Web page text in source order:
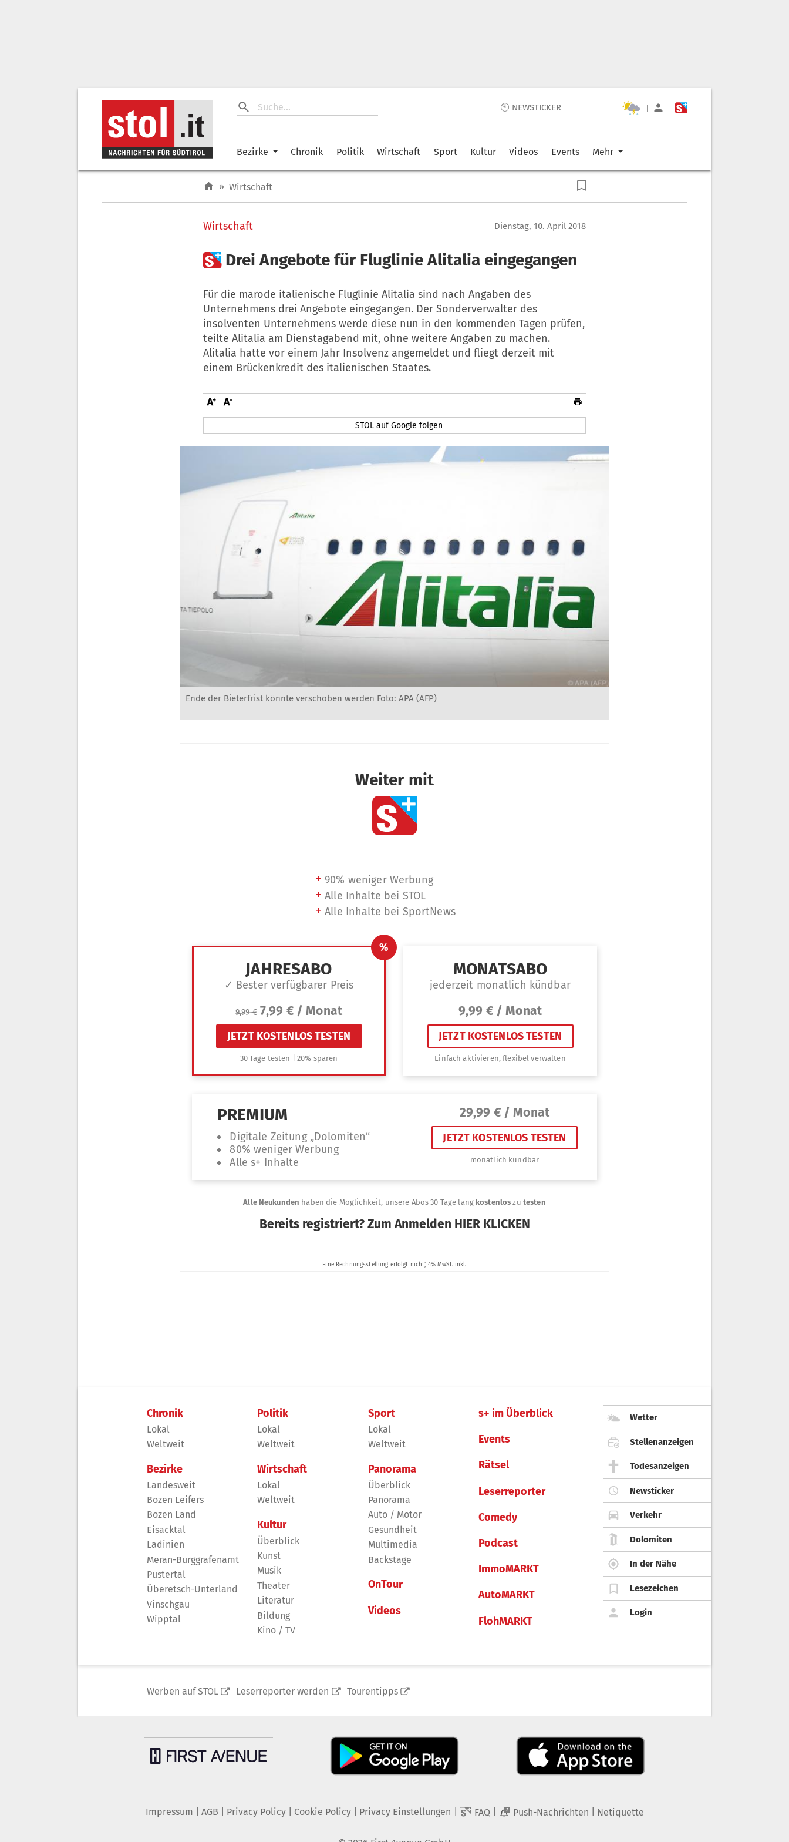
🕙 NEWSTICKER | |
Bezirke Chronik Politik Wirtschaft Sport Kultur Videos Events Mehr
» Wirtschaft
Wirtschaft Dienstag, 10. April 2018
 Drei Angebote für Fluglinie Alitalia eingegangen
Für die marode italienische Fluglinie Alitalia sind nach Angaben des
Unternehmens drei Angebote eingegangen. Der Sonderverwalter des
insolventen Unternehmens werde diese nun in den kommenden Tagen prüfen,
teilte Alitalia am Dienstagabend mit, ohne weitere Angaben zu machen.
Alitalia hatte vor einem Jahr Insolvenz angemeldet und fliegt derzeit mit
einem Brückenkredit des italienischen Staates.
STOL auf Google folgen
Ende der Bieterfrist könnte verschoben werden Foto: APA (AFP)
Chronik
Lokal
Weltweit
Bezirke
Landesweit
Bozen Leifers
Bozen Land
Eisacktal
Ladinien
Meran-Burggrafenamt
Pustertal
Überetsch-Unterland
Vinschgau
Wipptal
Politik
Lokal
Weltweit
Wirtschaft
Lokal
Weltweit
Kultur
Überblick
Kunst
Musik
Theater
Literatur
Bildung
Kino / TV
Sport
Lokal
Weltweit
Panorama
Überblick
Panorama
Auto / Motor
Gesundheit
Multimedia
Backstage
OnTour
Videos
s+ im Überblick
Events
Rätsel
Leserreporter
Comedy
Podcast
ImmoMARKT
AutoMARKT
FlohMARKT
Wetter
Stellenanzeigen
Todesanzeigen
Newsticker
Verkehr
Dolomiten
In der Nähe
Lesezeichen
Login
Werben auf STOL Leserreporter werden Tourentipps
Impressum AGB Privacy Policy| Cookie Policy| Privacy Einstellungen FAQ 2 Push-Nachrichten Netiquette